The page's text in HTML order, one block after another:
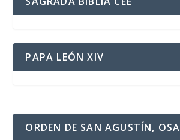
PAPA LEÓN XIV
ORDEN DE SAN AGUSTÍN, OSA